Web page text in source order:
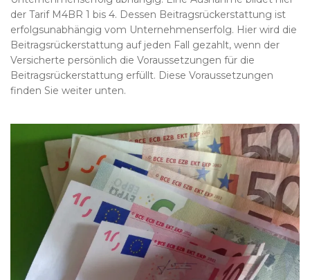
der Tarif M4BR 1 bis 4. Dessen Beitragsrückerstattung ist
erfolgsunabhängig vom Unternehmenserfolg. Hier wird die
Beitragsrückerstattung auf jeden Fall gezahlt, wenn der
Versicherte persönlich die Voraussetzungen für die
Beitragsrückerstattung erfüllt. Diese Voraussetzungen
finden Sie weiter unten.